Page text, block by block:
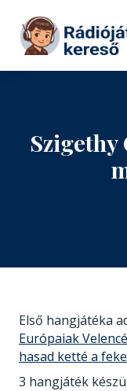
Tovább a
Első hangjátéka
Európaiak
hasad ketté a
3 hangjáték